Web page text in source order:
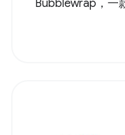
Bubblewrap，一